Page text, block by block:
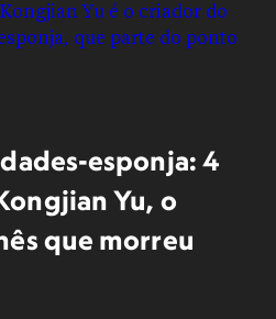
esponja: 4
Yu, o
que morreu